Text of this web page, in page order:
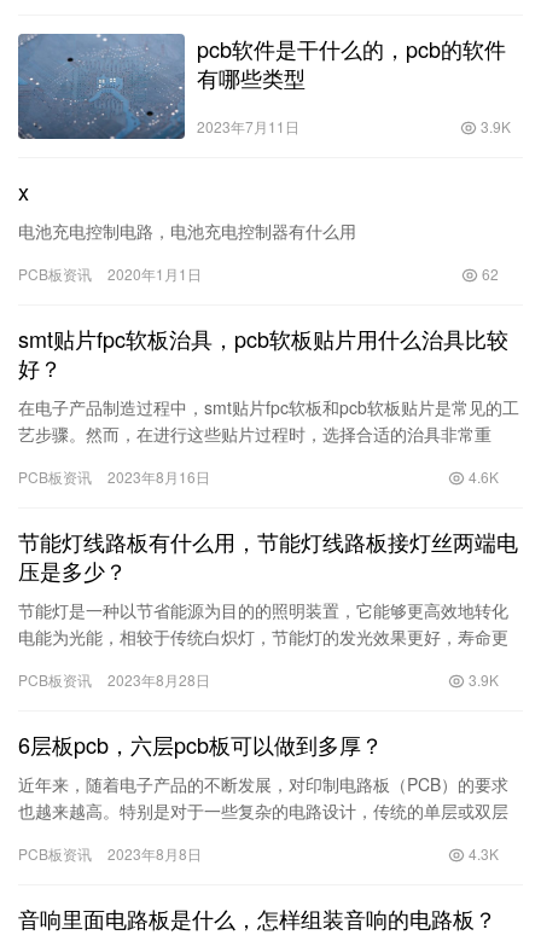
pcb软件是干什么的，pcb的软件
有哪些类型
2023年7月11日 3.9K
x
电池充电控制电路，电池充电控制器有什么用
PCB板资讯 2020年1月1日 62
smt贴片fpc软板治具，pcb软板贴片用什么治具比较
好？
在电子产品制造过程中，smt贴片fpc软板和pcb软板贴片是常见的工
艺步骤。然而，在进行这些贴片过程时，选择合适的治具非常重
PCB板资讯 2023年8月16日 4.6K
节能灯线路板有什么用，节能灯线路板接灯丝两端电
压是多少？
节能灯是一种以节省能源为目的的照明装置，它能够更高效地转化
电能为光能，相较于传统白炽灯，节能灯的发光效果更好，寿命更
能灯…
PCB板资讯 2023年8月28日 3.9K
6层板pcb，六层pcb板可以做到多厚？
近年来，随着电子产品的不断发展，对印制电路板（PCB）的要求
也越来越高。特别是对于一些复杂的电路设计，传统的单层或双层
造…
PCB板资讯 2023年8月8日 4.3K
音响里面电路板是什么，怎样组装音响的电路板？